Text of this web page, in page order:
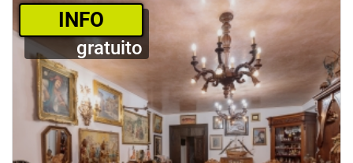
­INFO
gratuito